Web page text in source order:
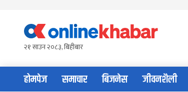
content२१ साउन २०८३, बिहीबार
होमपेज समाचार बिजनेस जीवनशैली